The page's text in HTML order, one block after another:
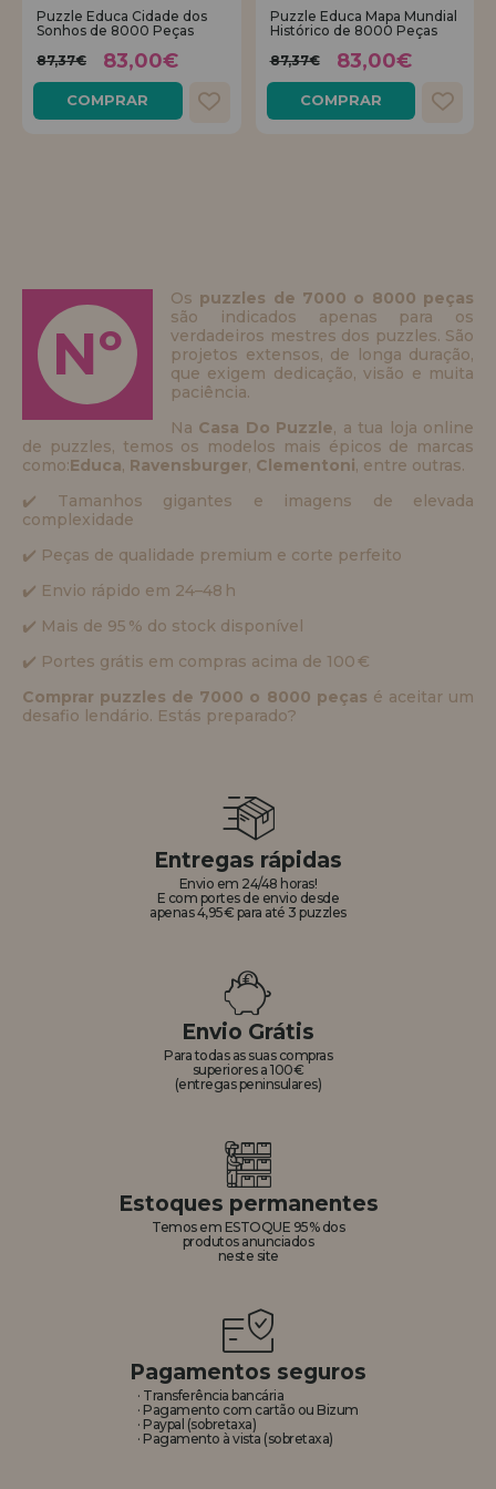
REGISTRO DE REVENDEDOR
Puzzle Educa Cidade dos
Sonhos de 8000 Peças
87,37€
83,00€
COMPRAR
Puzzle Educa Mapa Mundial
Histórico de 8000 Peças
87,37€
83,00€
COMPRAR
Nº
Os puzzles de 7000 o 8000 peças
são indicados apenas para os
verdadeiros mestres dos puzzles. São
projetos extensos, de longa duração,
que exigem dedicação, visão e muita
paciência.
Na Casa Do Puzzle, a tua loja online
de puzzles, temos os modelos mais épicos de marcas
como:Educa, Ravensburger, Clementoni, entre outras.
✔️ Tamanhos gigantes e imagens de elevada
complexidade
✔️ Peças de qualidade premium e corte perfeito
✔️ Envio rápido em 24–48 h
✔️ Mais de 95 % do stock disponível
✔️ Portes grátis em compras acima de 100 €
Comprar puzzles de 7000 o 8000 peças é aceitar um
desafio lendário. Estás preparado?
Entregas rápidas
Envio em 24/48 horas!
E com portes de envio desde
apenas 4,95€ para até 3 puzzles
Envio Grátis
Para todas as suas compras
superiores a 100€
(entregas peninsulares)
Estoques permanentes
Temos em ESTOQUE 95% dos
produtos anunciados
neste site
Pagamentos seguros
· Transferência bancária
· Pagamento com cartão ou Bizum
· Paypal (sobretaxa)
· Pagamento à vista (sobretaxa)